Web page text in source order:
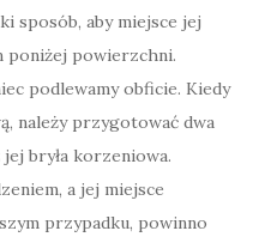
sposób, aby miejsce jej
poniżej powierzchni.
podlewamy obficie. Kiedy
należy przygotować dwa
bryła korzeniowa.
a jej miejsce
przypadku, powinno